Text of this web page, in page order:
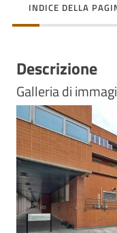
Come
Strutture
e
territorio
Studiare
Piacenza
INDICE DELLA
Descrizione
Galleria di
Previous